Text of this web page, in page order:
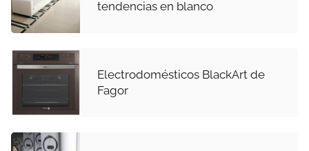
tendencias en blanco
Electrodomésticos BlackArt de
Fagor